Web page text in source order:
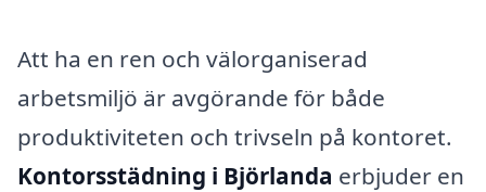
Att ha en ren och välorganiserad
arbetsmiljö är avgörande för både
produktiviteten och trivseln på kontoret.
Kontorsstädning i Björlanda erbjuder en